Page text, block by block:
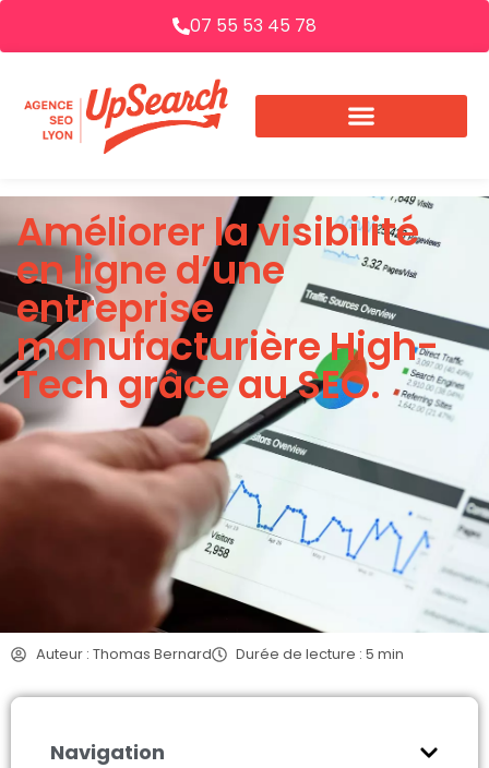
07 55 53 45 78
Améliorer la visibilité
en ligne d’une
entreprise
manufacturière High-
Tech grâce au SEO.
Auteur : Thomas Bernard Durée de lecture : 5 min
Navigation